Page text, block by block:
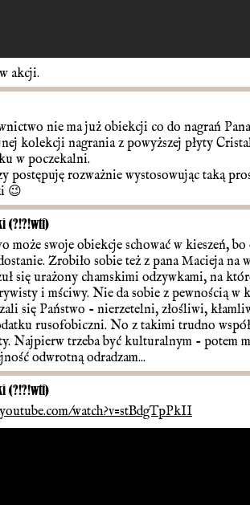
akcji.
nie ma już obiekcji co do nagrań
kolekcji nagrania z powyższej płyty
w poczekalni.
postępuję rozważnie wystosowując taką
😉
(?!?!wtf)
może swoje obiekcje schować w kieszeń, bo
Zrobiło sobie też z pana Macieja na
się urażony chamskimi odzywkami, na
i mściwy. Nie da sobie z pewnością w
się Państwo - nierzetelni, złośliwi,
rusofobiczni. No z takimi trudno
Najpierw trzeba być kulturalnym - potem
odwrotną odradzam...
(?!?!wtf)
watch?v=stBdgTpPkII